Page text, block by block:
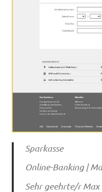
Sparkasse
Online-Banking |
Sehr geehrte/r